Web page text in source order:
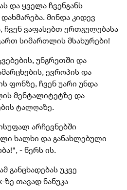
და ყველა ჩვენგანს
მინდა კიდევ
ჩვენ ვაფასებთ ერთგულებასა
სიმართლის მსახურები!
უნგრეთში და
ევროპის და
ფონზე, ჩვენ უარი უნდა
მენტალიტეტზე და
ტალღაზე.
არჩევნებში
ხალხი და განახლებული
- წერს ის.
განცხადებას უკვე
ზე თავად ნანუკა